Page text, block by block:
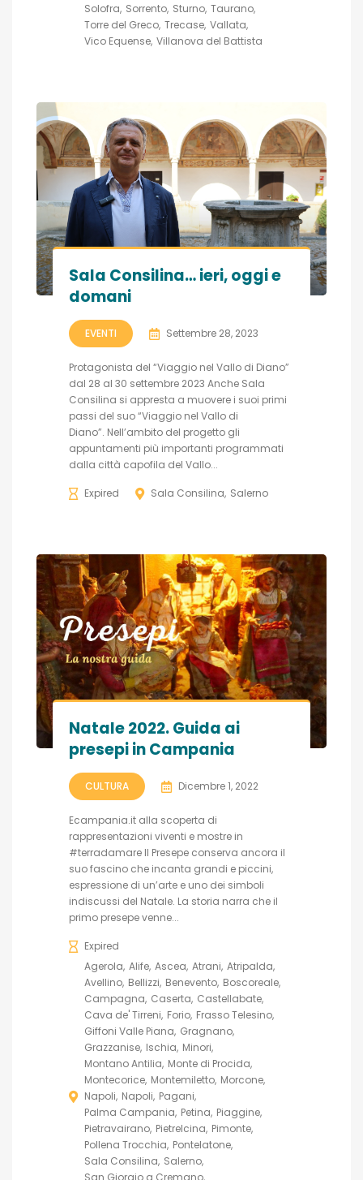
Solofra Sorrento Sturno Taurano
Torre del Greco Trecase Vallata
Vico Equense Villanova del Battista
Sala Consilina… ieri, oggi e
domani
EVENTI Settembre 28, 2023
Protagonista del “Viaggio nel Vallo di Diano”
dal 28 al 30 settembre 2023 Anche Sala
Consilina si appresta a muovere i suoi primi
passi del suo “Viaggio nel Vallo di
Diano”. Nell’ambito del progetto gli
appuntamenti più importanti programmati
dalla città capofila del Vallo...
Expired Sala Consilina Salerno
Natale 2022. Guida ai
presepi in Campania
CULTURA Dicembre 1, 2022
Ecampania.it alla scoperta di
rappresentazioni viventi e mostre in
#terradamare Il Presepe conserva ancora il
suo fascino che incanta grandi e piccini,
espressione di un’arte e uno dei simboli
indiscussi del Natale. La storia narra che il
primo presepe venne...
Expired
Agerola Alife Ascea Atrani Atripalda
Avellino Bellizzi Benevento Boscoreale
Campagna Caserta Castellabate
Cava de' Tirreni Forio Frasso Telesino
Giffoni Valle Piana Gragnano
Grazzanise Ischia Minori
Montano Antilia Monte di Procida
Montecorice Montemiletto Morcone
Napoli Napoli Pagani
Palma Campania Petina Piaggine
Pietravairano Pietrelcina Pimonte
Pollena Trocchia Pontelatone
Sala Consilina Salerno